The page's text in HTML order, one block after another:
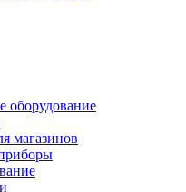
оборудование
магазинов